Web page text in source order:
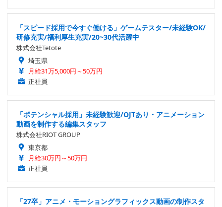
「スピード採用で今すぐ働ける」ゲームテスター/未経験OK/
研修充実/福利厚生充実/20~30代活躍中
株式会社Tetote
埼玉県
月給31万5,000円～50万円
正社員
「ポテンシャル採用」未経験歓迎/OJTあり・アニメーション
動画を制作する編集スタッフ
株式会社RIOT GROUP
東京都
月給30万円～50万円
正社員
「27卒」アニメ・モーショングラフィックス動画の制作スタ